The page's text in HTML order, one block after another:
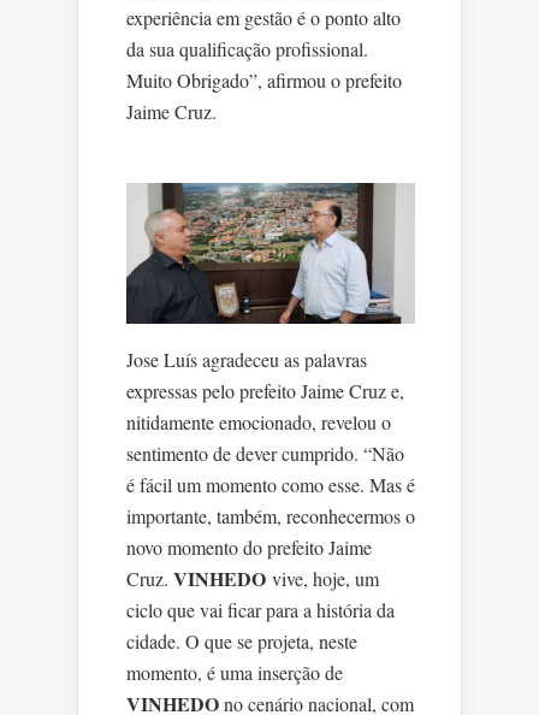
experiência em gestão é o ponto alto
da sua qualificação profissional.
Muito Obrigado”, afirmou o prefeito
Jaime Cruz.
Jose Luís agradeceu as palavras
expressas pelo prefeito Jaime Cruz e,
nitidamente emocionado, revelou o
sentimento de dever cumprido. “Não
é fácil um momento como esse. Mas é
importante, também, reconhecermos o
novo momento do prefeito Jaime
Cruz. VINHEDO vive, hoje, um
ciclo que vai ficar para a história da
cidade. O que se projeta, neste
momento, é uma inserção de
VINHEDOno cenário nacional, com